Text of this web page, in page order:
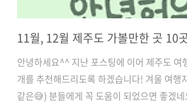
11월, 12월 제주도 가볼만한 곳 10
안녕하세요^^ 지난 포스팅에 이어 제주도 여
개를 추천해드리도록 하겠습니다! 겨울 여행
같은😅) 분들에게 꼭 도움이 되었으면 좋겠